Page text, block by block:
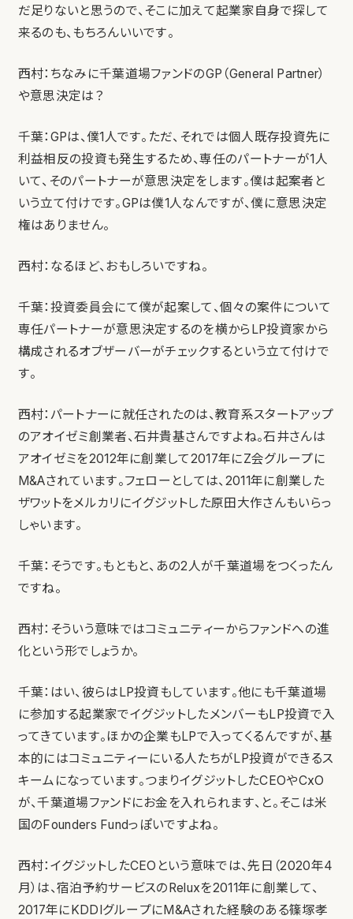
だ足りないと思うので、そこに加えて起業家自身で探して
来るのも、もちろんいいです。
西村：ちなみに千葉道場ファンドのGP（General Partner）
や意思決定は？
千葉：GPは、僕1人です。ただ、それでは個人既存投資先に
利益相反の投資も発生するため、専任のパートナーが1人
いて、そのパートナーが意思決定をします。僕は起案者と
いう立て付けです。GPは僕1人なんですが、僕に意思決定
権はありません。
西村：なるほど、おもしろいですね。
千葉：投資委員会にて僕が起案して、個々の案件について
専任パートナーが意思決定するのを横からLP投資家から
構成されるオブザーバーがチェックするという立て付けで
す。
西村：パートナーに就任されたのは、教育系スタートアップ
のアオイゼミ創業者、石井貴基さんですよね。石井さんは
アオイゼミを2012年に創業して2017年にZ会グループに
M&Aされています。フェローとしては、2011年に創業した
ザワットをメルカリにイグジットした原田大作さんもいらっ
しゃいます。
千葉：そうです。もともと、あの2人が千葉道場をつくったん
ですね。
西村：そういう意味ではコミュニティーからファンドへの進
化という形でしょうか。
千葉：はい、彼らはLP投資もしています。他にも千葉道場
に参加する起業家でイグジットしたメンバーもLP投資で入
ってきています。ほかの企業もLPで入ってくるんですが、基
本的にはコミュニティーにいる人たちがLP投資ができるス
キームになっています。つまりイグジットしたCEOやCxO
が、千葉道場ファンドにお金を入れられます、と。そこは米
国のFounders Fundっぽいですよね。
西村：イグジットしたCEOという意味では、先日（2020年4
月）は、宿泊予約サービスのReluxを2011年に創業して、
2017年にKDDIグループにM&Aされた経験のある篠塚孝